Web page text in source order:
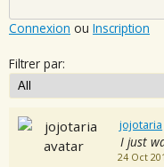
Connexion ou Inscription
Filtrer par:
jojotaria
I just
24 Oct